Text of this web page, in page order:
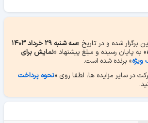
برگزار شده و در تاریخ «
سه شنبه ۲۹ خرداد ۱۴۰۳
» به پایان رسیده و مبلغ پیشنهاد «نمایش برای
ویژه» برنده شده است.
در سایر مزایده ها، لطفا روی «نحوه پرداخت